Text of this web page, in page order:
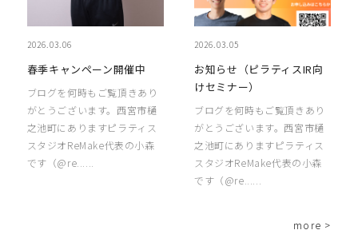
2026.03.06
春季キャンペーン開催中
ブログを何時もご覧頂きあり
がとうございます。西宮市樋
之池町にありますピラティス
スタジオReMake代表の小森
です（@re......
2026.03.05
お知らせ（ピラティスIR向
けセミナー）
ブログを何時もご覧頂きあり
がとうございます。西宮市樋
之池町にありますピラティス
スタジオReMake代表の小森
です（@re......
more >